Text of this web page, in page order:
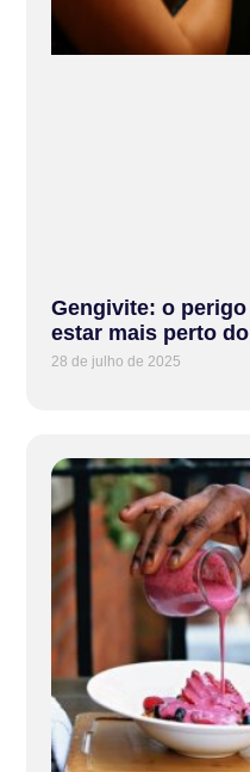
Gengivite: o
estar mais perto
28 de julho de 2025